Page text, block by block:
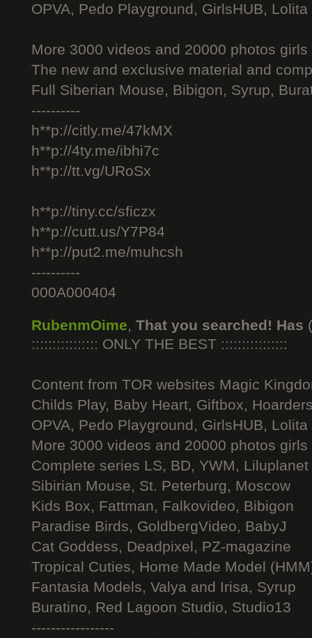
OPVA, Pedo Playground, GirlsHUB, Lolita
More 3000 videos and 20000 photos
The new and exclusive material and
Full Siberian Mouse, Bibigon, Syrup,
----------
h**p://citly.me/47kMX
h**p://4ty.me/ibhi7c
h**p://tt.vg/URoSx
h**p://tiny.cc/sficzx
h**p://cutt.us/Y7P84
h**p://put2.me/muhcsh
----------
000A000404
RubenmOime, That you searched! Has
:::::::::::::::: ONLY THE BEST ::::::::::::::::
Content from TOR websites Magic
Childs Play, Baby Heart, Giftbox,
OPVA, Pedo Playground, GirlsHUB, Lolita
More 3000 videos and 20000 photos
Complete series LS, BD, YWM, Liluplanet
Sibirian Mouse, St. Peterburg, Moscow
Kids Box, Fattman, Falkovideo, Bibigon
Paradise Birds, GoldbergVideo, BabyJ
Cat Goddess, Deadpixel, PZ-magazine
Tropical Cuties, Home Made Model
Fantasia Models, Valya and Irisa, Syrup
Buratino, Red Lagoon Studio, Studio13
-----------------